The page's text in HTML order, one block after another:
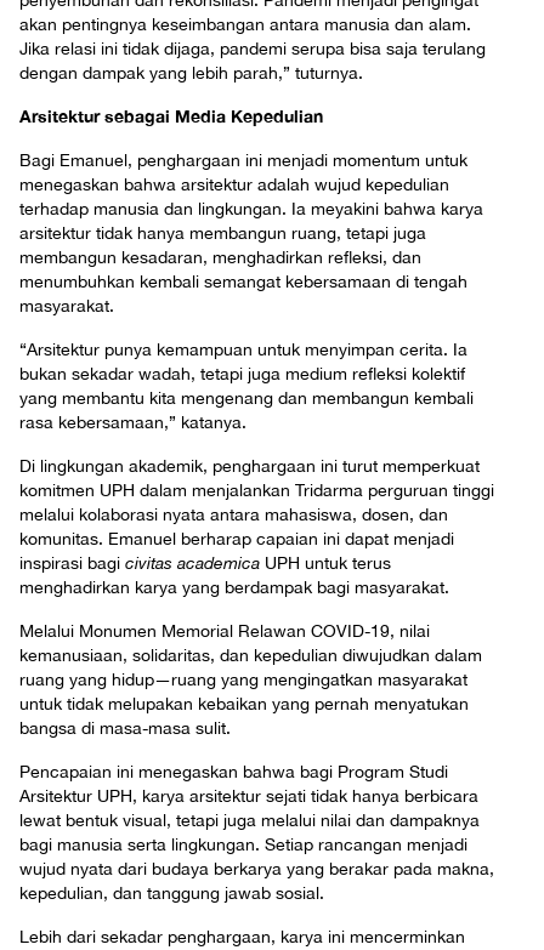
akan pentingnya keseimbangan antara manusia dan alam.
Jika relasi ini tidak dijaga, pandemi serupa bisa saja terulang
dengan dampak yang lebih parah,” tuturnya.
Arsitektur sebagai Media Kepedulian
Bagi Emanuel, penghargaan ini menjadi momentum untuk
menegaskan bahwa arsitektur adalah wujud kepedulian
terhadap manusia dan lingkungan. Ia meyakini bahwa karya
arsitektur tidak hanya membangun ruang, tetapi juga
membangun kesadaran, menghadirkan refleksi, dan
menumbuhkan kembali semangat kebersamaan di tengah
masyarakat.
“Arsitektur punya kemampuan untuk menyimpan cerita. Ia
bukan sekadar wadah, tetapi juga medium refleksi kolektif
yang membantu kita mengenang dan membangun kembali
rasa kebersamaan,” katanya.
Di lingkungan akademik, penghargaan ini turut memperkuat
komitmen UPH dalam menjalankan Tridarma perguruan tinggi
melalui kolaborasi nyata antara mahasiswa, dosen, dan
komunitas. Emanuel berharap capaian ini dapat menjadi
inspirasi bagi civitas academica UPH untuk terus
menghadirkan karya yang berdampak bagi masyarakat.
Melalui Monumen Memorial Relawan COVID-19, nilai
kemanusiaan, solidaritas, dan kepedulian diwujudkan dalam
ruang yang hidup—ruang yang mengingatkan masyarakat
untuk tidak melupakan kebaikan yang pernah menyatukan
bangsa di masa-masa sulit.
Pencapaian ini menegaskan bahwa bagi Program Studi
Arsitektur UPH, karya arsitektur sejati tidak hanya berbicara
lewat bentuk visual, tetapi juga melalui nilai dan dampaknya
bagi manusia serta lingkungan. Setiap rancangan menjadi
wujud nyata dari budaya berkarya yang berakar pada makna,
kepedulian, dan tanggung jawab sosial.
Lebih dari sekadar penghargaan, karya ini mencerminkan